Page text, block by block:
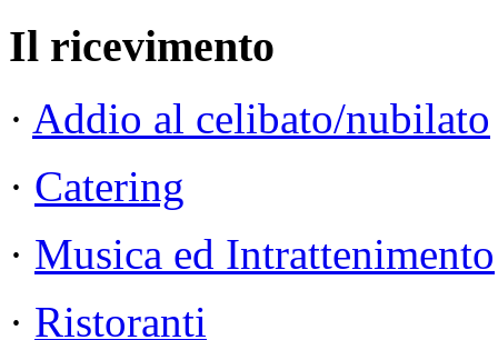
Il ricevimento
· Addio al celibato/nubilato
· Catering
· Musica ed Intrattenimento
· Ristoranti